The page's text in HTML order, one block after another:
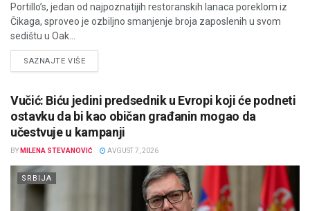
Portillo’s, jedan od najpoznatijih restoranskih lanaca poreklom iz
Čikaga, sproveo je ozbiljno smanjenje broja zaposlenih u svom
sedištu u Oak...
SAZNAJTE VIŠEDETAILS
Vučić: Biću jedini predsednik u Evropi koji će podneti
ostavku da bi kao običan građanin mogao da
učestvuje u kampanji
BY MILENA STEVANOVIĆ AVGUST 7, 2026
SRBIJA